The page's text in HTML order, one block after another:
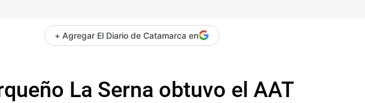
+ Agregar El Diario de Catamarca en
La Serna obtuvo el AAT